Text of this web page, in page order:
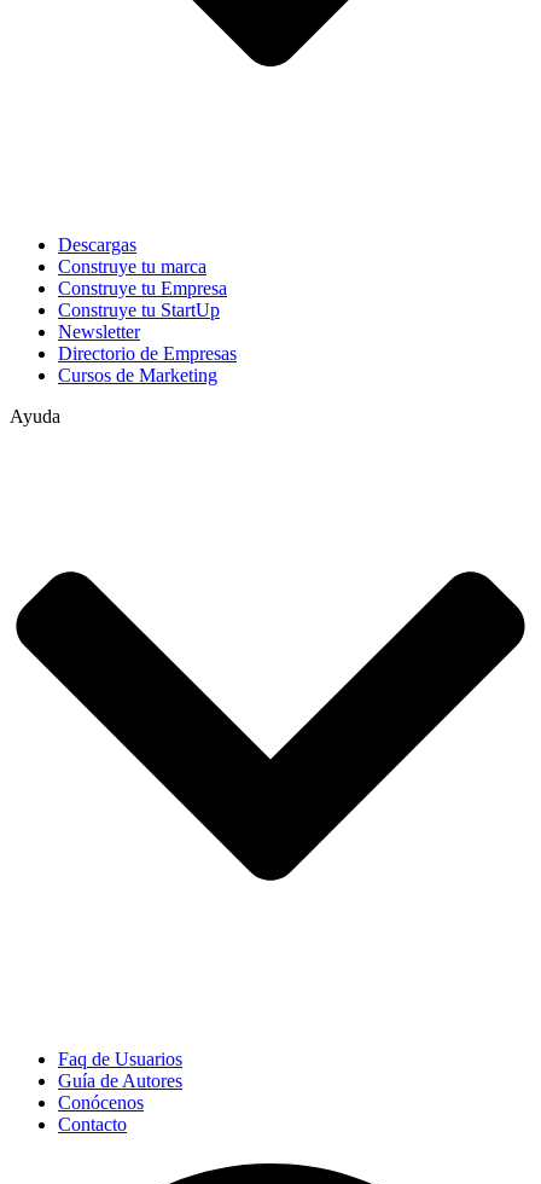
Descargas
Construye tu marca
Construye tu Empresa
Construye tu StartUp
Newsletter
Directorio de Empresas
Cursos de Marketing
Ayuda
Faq de Usuarios
Guía de Autores
Conócenos
Contacto